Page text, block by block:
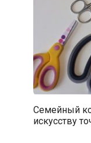
Семейный
искусству